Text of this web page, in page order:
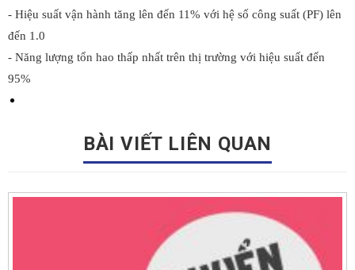
- Hiệu suất vận hành tăng lên đến 11% với hệ số công suất (PF) lên
đến 1.0
- Năng lượng tổn hao thấp nhất trên thị trường với hiệu suất đến
95%
BÀI VIẾT LIÊN QUAN